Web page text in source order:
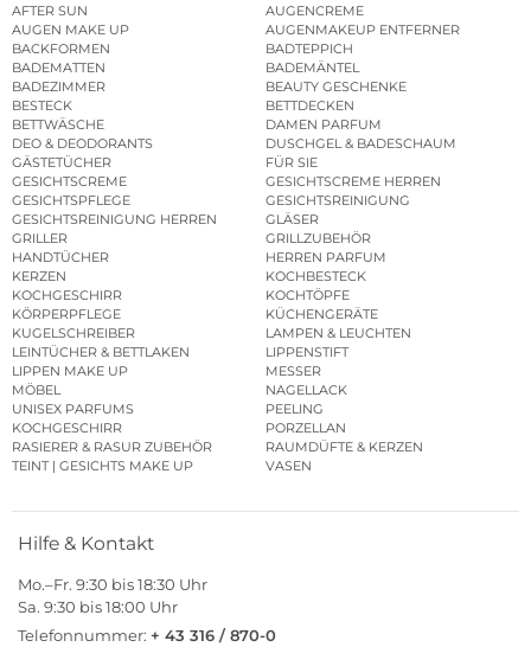
AFTER SUN
AUGENCREME
AUGEN MAKE UP
AUGENMAKEUP ENTFERNER
BACKFORMEN
BADTEPPICH
BADEMATTEN
BADEMÄNTEL
BADEZIMMER
BEAUTY GESCHENKE
BESTECK
BETTDECKEN
BETTWÄSCHE
DAMEN PARFUM
DEO & DEODORANTS
DUSCHGEL & BADESCHAUM
GÄSTETÜCHER
FÜR SIE
GESICHTSCREME
GESICHTSCREME HERREN
GESICHTSPFLEGE
GESICHTSREINIGUNG
GESICHTSREINIGUNG HERREN
GLÄSER
GRILLER
GRILLZUBEHÖR
HANDTÜCHER
HERREN PARFUM
KERZEN
KOCHBESTECK
KOCHGESCHIRR
KOCHTÖPFE
KÖRPERPFLEGE
KÜCHENGERÄTE
KUGELSCHREIBER
LAMPEN & LEUCHTEN
LEINTÜCHER & BETTLAKEN
LIPPENSTIFT
LIPPEN MAKE UP
MESSER
MÖBEL
NAGELLACK
UNISEX PARFUMS
PEELING
KOCHGESCHIRR
PORZELLAN
RASIERER & RASUR ZUBEHÖR
RAUMDÜFTE & KERZEN
TEINT | GESICHTS MAKE UP
VASEN
Hilfe & Kontakt
Mo.–Fr. 9:30 bis 18:30 Uhr
Sa. 9:30 bis 18:00 Uhr
Telefonnummer: + 43 316 / 870-0